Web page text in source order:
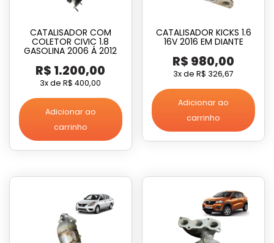
CATALISADOR COM
COLETOR CIVIC 1.8
GASOLINA 2006 Á 2012
R$ 1.200,00
3x deR$ 400,00
Adicionar ao
carrinho
CATALISADOR KICKS 1.6
16V 2016 EM DIANTE
R$ 980,00
3x deR$ 326,67
Adicionar ao
carrinho